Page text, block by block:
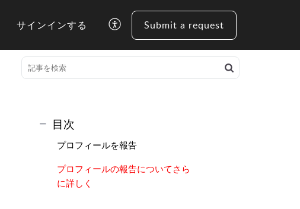
サインインする Submit a request
目次
プロフィールを報告
プロフィールの報告についてさら
に詳しく